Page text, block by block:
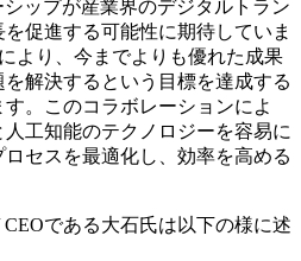
ップが産業界のデジタルトラン
促進する可能性に期待していま
より、今までよりも優れた成果
解決するという目標を達成する
。このコラボレーションによ
工知能のテクノロジーを容易に
セスを最適化し、効率を高める
CEOである大石氏は以下の様に述